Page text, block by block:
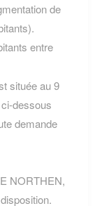
de
entre
située au 9
dessous
demande
NORTHEN,